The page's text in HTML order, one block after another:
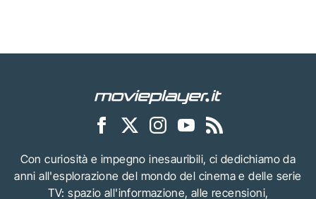
Con curiosità e impegno inesauribili, ci dedichiamo da
anni all'esplorazione del mondo del cinema e delle serie
TV: spazio all'informazione, alle recensioni,